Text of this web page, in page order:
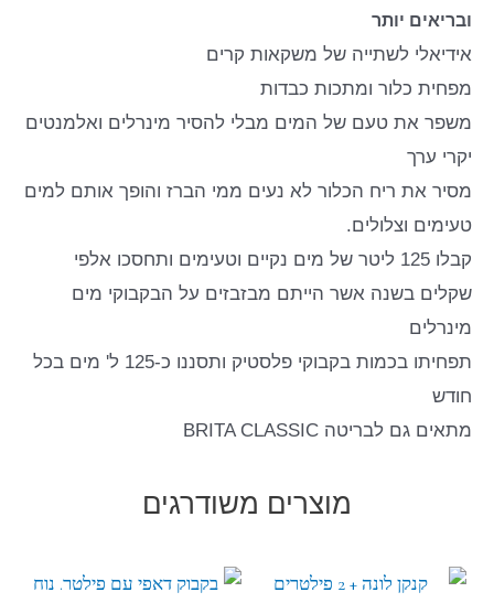
ובריאים יותר
אידיאלי לשתייה של משקאות קרים
מפחית כלור ומתכות כבדות
משפר את טעם של המים מבלי להסיר מינרלים ואלמנטים
יקרי ערך
מסיר את ריח הכלור לא נעים ממי הברז והופך אותם למים
טעימים וצלולים.
קבלו 125 ליטר של מים נקיים וטעימים ותחסכו אלפי
שקלים בשנה אשר הייתם מבזבזים על הבקבוקי מים
מינרלים
תפחיתו בכמות בקבוקי פלסטיק ותסננו כ-125 ל' מים בכל
חודש
מתאים גם לבריטה
מוצרים משודרגים